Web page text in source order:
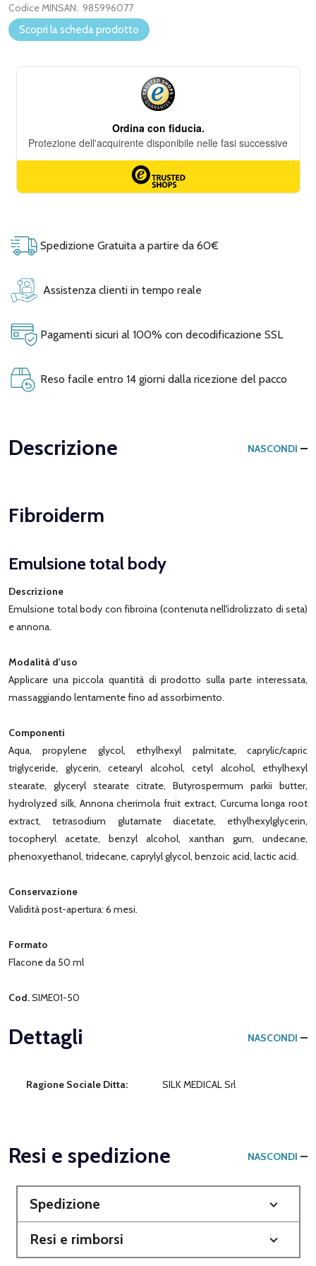
Codice MINSAN: 985996077
Scopri la scheda prodotto
Spedizione Gratuita a partire da 60€
Assistenza clienti in tempo reale
Pagamenti sicuri al 100% con decodificazione SSL
Reso facile entro 14 giorni dalla ricezione del pacco
Descrizione NASCONDI
Fibroiderm
Emulsione total body
Descrizione
Emulsione total body con fibroina (contenuta nell'idrolizzato di seta)
e annona.
Modalità d'uso
Applicare una piccola quantità di prodotto sulla parte interessata,
massaggiando lentamente fino ad assorbimento.
Componenti
Aqua, propylene glycol, ethylhexyl palmitate, caprylic/capric
triglyceride, glycerin, cetearyl alcohol, cetyl alcohol, ethylhexyl
stearate, glyceryl stearate citrate, Butyrospermum parkii butter,
hydrolyzed silk, Annona cherimola fruit extract, Curcuma longa root
extract, tetrasodium glutamate diacetate, ethylhexylglycerin,
tocopheryl acetate, benzyl alcohol, xanthan gum, undecane,
phenoxyethanol, tridecane, caprylyl glycol, benzoic acid, lactic acid.
Conservazione
Validità post-apertura: 6 mesi.
Formato
Flacone da 50 ml
Cod.SIME01-50
Dettagli NASCONDI
Ragione Sociale Ditta: SILK MEDICAL Srl
Resi e spedizione NASCONDI
Spedizione
Resi e rimborsi